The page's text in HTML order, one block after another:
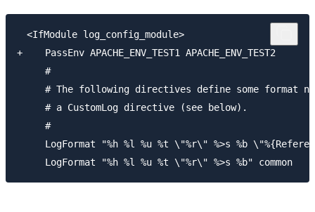
<IfModule log_config_module>
+    PassEnv APACHE_ENV_TEST1 APACHE_ENV_TEST2
     #
# The following directives define some format
     # a CustomLog directive (see below).
     #
LogFormat "%h %l %u %t \"%r\" %>s %b